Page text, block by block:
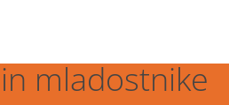
mladostnike